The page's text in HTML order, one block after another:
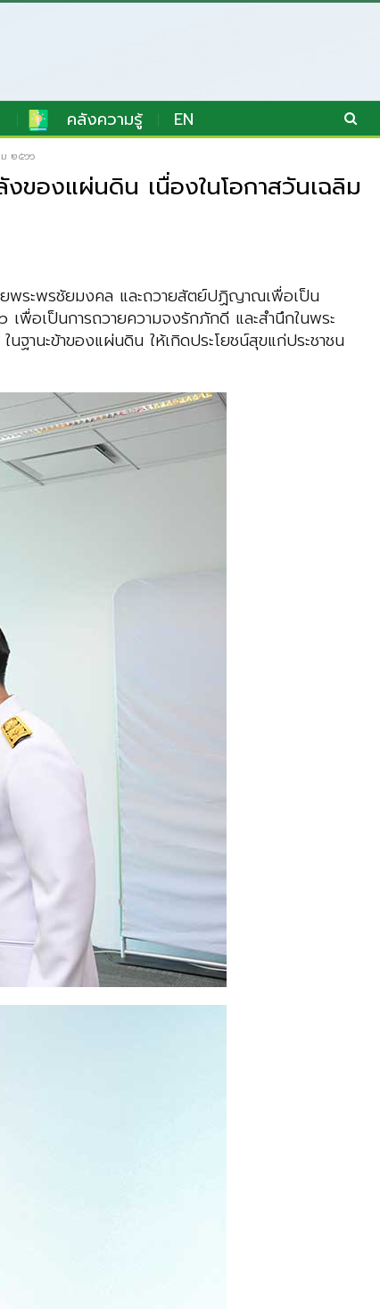
คลังความรู้ EN
๒๕๖๖
องแผ่นดิน เนื่องในโอกาสวันเฉลิม
พระพรชัยมงคล และถวายสัตย์ปฏิญาณเพื่อเป็น
พื่อเป็นการถวายความจงรักภักดี และสำนึกในพระ
านะข้าของแผ่นดิน ให้เกิดประโยชน์สุขแก่ประชาชน